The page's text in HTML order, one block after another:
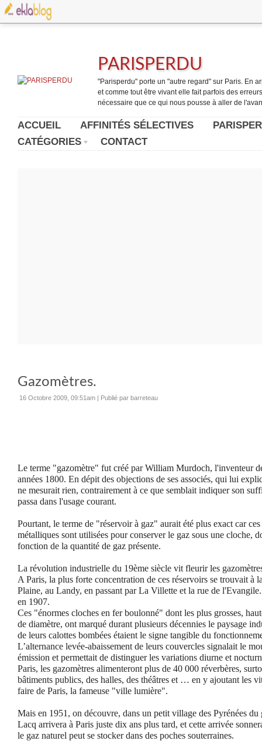
PARISPERDU
"Parisperdu" porte un "autre regard" sur Paris. En
et comme tout être vivant elle fait parfois des
nécessaire que ce qui nous pousse à aller de
ACCUEIL AFFINITÉS SÉLECTIVES
CATÉGORIES
CONTACT
Gazomètres.
16 Octobre 2009, 09:51am | Publié par barreteau
Le terme "gazomètre" fut créé par William Murdoch, l'inventeur
années 1800. En dépit des objections de ses associés, qui lui
ne mesurait rien, contrairement à ce que semblait indiquer son
passa dans l'usage courant.
Pourtant, le terme de "réservoir à gaz" aurait été plus exact car
métalliques sont utilisées pour conserver le gaz sous une cloche,
fonction de la quantité de gaz présente.
La révolution industrielle du 19ème siècle vit fleurir les
A Paris, la plus forte concentration de ces réservoirs se trouvait à
Plaine, au Landy, en passant par La Villette et la rue de
en 1907.
Ces "énormes cloches en fer boulonné" dont les plus grosses,
de diamètre, ont marqué durant plusieurs décennies le paysage
de leurs calottes bombées étaient le signe tangible du
L’alternance levée-abaissement de leurs couvercles signalait le
émission et permettait de distinguer les variations diurne et
Paris, les gazomètres alimenteront plus de 40 000 réverbères,
bâtiments publics, des halles, des théâtres et … en y ajoutant les
faire de Paris, la fameuse "ville lumière".
Mais en 1951, on découvre, dans un petit village des Pyrénées du
Lacq arrivera à Paris juste dix ans plus tard, et cette arrivée
le gaz naturel peut se stocker dans des poches souterraines.